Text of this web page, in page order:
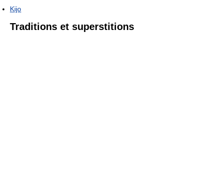
Kijo
Traditions et superstitions